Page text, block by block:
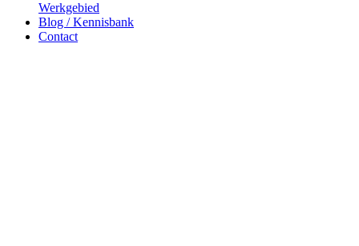
Werkgebied
Blog / Kennisbank
Contact